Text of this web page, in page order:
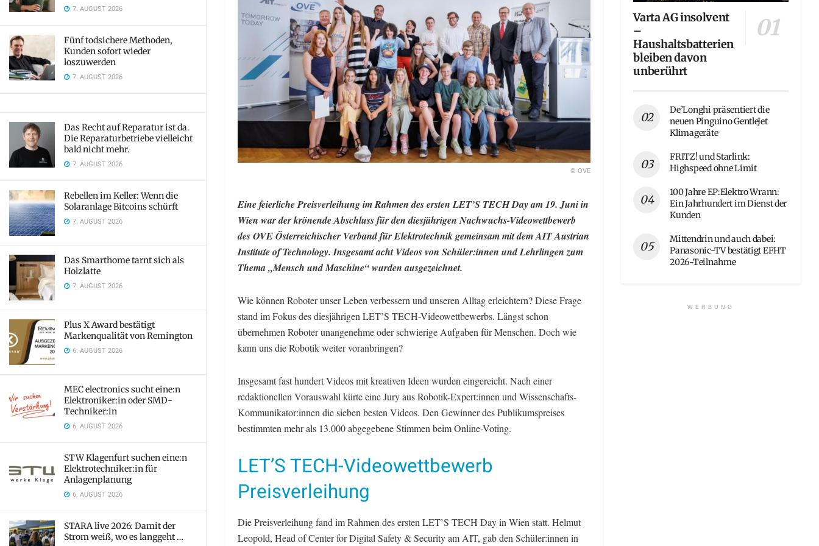
7. AUGUST 2026
Fünf todsichere Methoden,
Kunden sofort wieder
loszuwerden
7. AUGUST 2026
Das Recht auf Reparatur ist da.
Die Reparaturbetriebe vielleicht
bald nicht mehr.
7. AUGUST 2026
Rebellen im Keller: Wenn die
Solaranlage Bitcoins schürft
7. AUGUST 2026
Das Smarthome tarnt sich als
Holzlatte
7. AUGUST 2026
Plus X Award bestätigt
Markenqualität von Remington
6. AUGUST 2026
MEC electronics sucht eine:n
Elektroniker:in oder SMD-
Techniker:in
6. AUGUST 2026
STW Klagenfurt suchen eine:n
Elektrotechniker:in für
Anlagenplanung
6. AUGUST 2026
STARA live 2026: Damit der
Strom weiß, wo es langgeht …
© OVE
Eine feierliche Preisverleihung im Rahmen des ersten LET’S TECH Day am 19. Juni in
Wien war der krönende Abschluss für den diesjährigen Nachwuchs-Videowettbewerb
des OVE Österreichischer Verband für Elektrotechnik gemeinsam mit dem AIT Austrian
Institute of Technology. Insgesamt acht Videos von Schüler:innen und Lehrlingen zum
Thema „Mensch und Maschine“ wurden ausgezeichnet.
Wie können Roboter unser Leben verbessern und unseren Alltag erleichtern? Diese Frage
stand im Fokus des diesjährigen LET’S TECH-Videowettbewerbs. Längst schon
übernehmen Roboter unangenehme oder schwierige Aufgaben für Menschen. Doch wie
kann uns die Robotik weiter voranbringen?
Insgesamt fast hundert Videos mit kreativen Ideen wurden eingereicht. Nach einer
redaktionellen Vorauswahl kürte eine Jury aus Robotik-Expert:innen und Wissenschafts-
Kommunikator:innen die sieben besten Videos. Den Gewinner des Publikumspreises
bestimmten mehr als 13.000 abgegebene Stimmen beim Online-Voting.
LET’S TECH-Videowettbewerb
Preisverleihung
Die Preisverleihung fand im Rahmen des ersten LET’S TECH Day in Wien statt. Helmut
Leopold, Head of Center for Digital Safety & Security am AIT, gab den Schüler:innen in
Varta AG insolvent
–
Haushaltsbatterien
bleiben davon
unberührt
De’Longhi präsentiert die
neuen Pinguino GentleJet
Klimageräte
FRITZ! und Starlink:
Highspeed ohne Limit
100 Jahre EP:Elektro Wrann:
Ein Jahrhundert im Dienst der
Kunden
Mittendrin und auch dabei:
Panasonic-TV bestätigt EFHT
2026-Teilnahme
WERBUNG